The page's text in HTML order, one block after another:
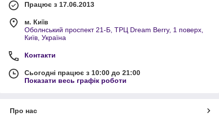
Працює з 17.06.2013
м. Київ
Оболнський проспект 21-Б, ТРЦ Dream Berry, 1 поверх,
Київ, Україна
Контакти
Сьогодні працює з 10:00 до 21:00
Показати весь графік роботи
Про нас